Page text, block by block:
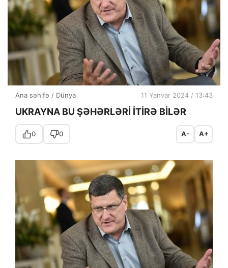
Ana səhifə / Dünya 11 Yanvar 2024 / 13:43
UKRAYNA BU ŞƏHƏRLƏRİ İTİRƏ BİLƏR
0 0 A- A+